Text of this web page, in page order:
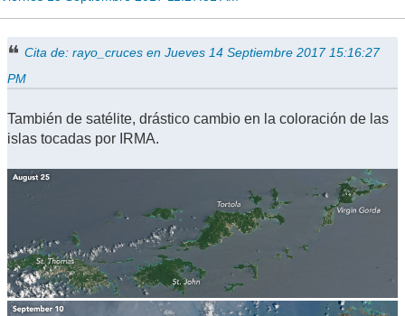
Cita de: rayo_cruces en Jueves 14 Septiembre 2017 15:16:27
PM
También de satélite, drástico cambio en la coloración de las
islas tocadas por IRMA.